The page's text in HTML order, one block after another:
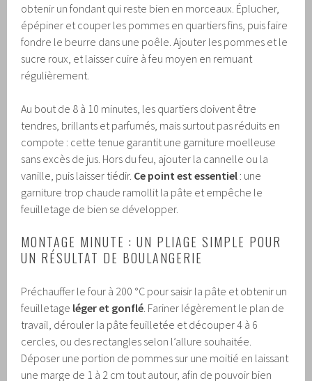
obtenir un fondant qui reste bien en morceaux. Éplucher,
épépiner et couper les pommes en quartiers fins, puis faire
fondre le beurre dans une poêle. Ajouter les pommes et le
sucre roux, et laisser cuire à feu moyen en remuant
régulièrement.
Au bout de 8 à 10 minutes, les quartiers doivent être
tendres, brillants et parfumés, mais surtout pas réduits en
compote : cette tenue garantit une garniture moelleuse
sans excès de jus. Hors du feu, ajouter la cannelle ou la
vanille, puis laisser tiédir. Ce point est essentiel : une
garniture trop chaude ramollit la pâte et empêche le
feuilletage de bien se développer.
MONTAGE MINUTE : UN PLIAGE SIMPLE POUR
UN RÉSULTAT DE BOULANGERIE
Préchauffer le four à 200 °C pour saisir la pâte et obtenir un
feuilletage léger et gonflé. Fariner légèrement le plan de
travail, dérouler la pâte feuilletée et découper 4 à 6
cercles, ou des rectangles selon l’allure souhaitée.
Déposer une portion de pommes sur une moitié en laissant
une marge de 1 à 2 cm tout autour, afin de pouvoir bien